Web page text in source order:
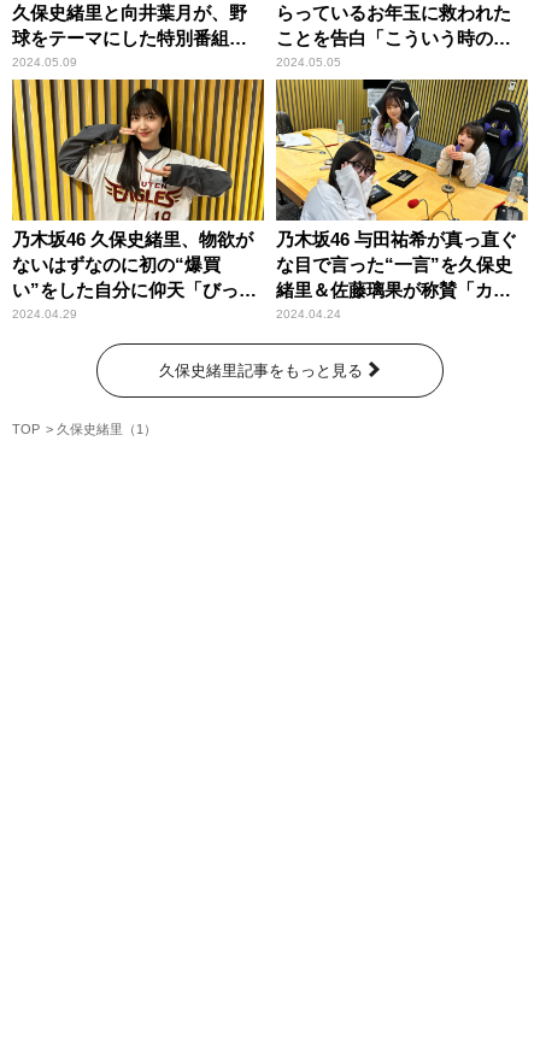
久保史緒里と向井葉月が、野
球をテーマにした特別番組を
ニッポン放送と文化放送でオ
ンエア！『マネージャー対
抗 乃木坂野球部交流戦！』
（コメントあり）
2024.05.09
らっているお年玉に救われた
ことを告白「こういう時のた
めに使っていなかった……」
2024.05.05
乃木坂46 久保史緒里、物欲が
ないはずなのに初の“爆買
い”をした自分に仰天「びっく
りした！」
2024.04.29
乃木坂46 与田祐希が真っ直ぐ
な目で言った“一言”を久保史
緒里＆佐藤璃果が称賛「カッ
ケーな！」
2024.04.24
久保史緒里記事をもっと見る
TOP 久保史緒里（1）